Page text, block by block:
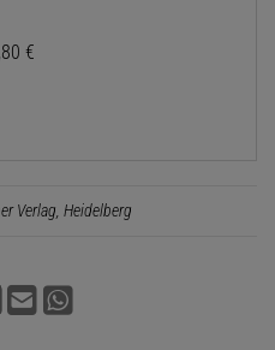
€
Verlag, Heidelberg